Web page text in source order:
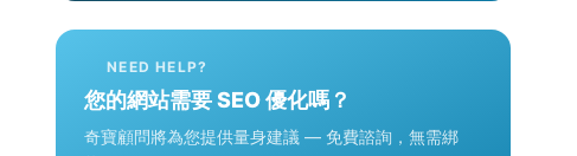
NEED HELP?
您的網站需要 SEO 優化嗎？
奇寶顧問將為您提供量身建議 — 免費諮詢，無需綁